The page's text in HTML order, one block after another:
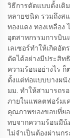
วิธีการตัดแบบดั้งเดิ
หลายชนิด รวมถึงส
ทองแดง ทองเหลือง
อุตสาหกรรมการบิ
เลเซอร์ทำให้เกิดอั
ตัดได้อย่างมีประสิ
ความร้อนอย่างไร
ตั้งแต่ท่อแบบบางผนั
มม. ทำให้สามารถร
ภายในแพลตฟอร์มเ
คุณภาพของขอบที่ย
ทบจากความร้อนมีน้
ไม่จำเป็นต้องผ่านก